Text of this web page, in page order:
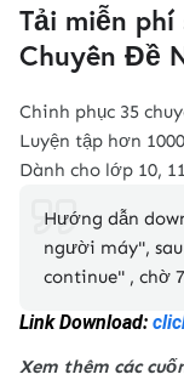
Tải miễn
Chuyên Đề
Chinh phục 35
Luyện tập hơn
Dành cho lớp 10,
Hướng dẫn
người máy",
continue" , chờ
Link Download:
Xem thêm các